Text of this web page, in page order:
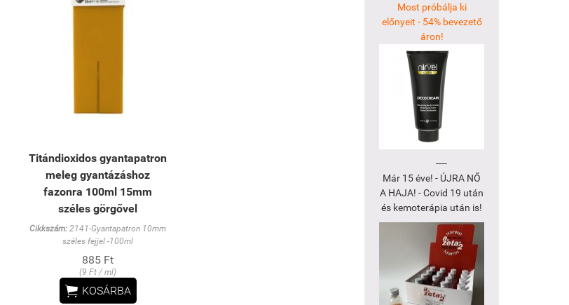
Titándioxidos gyantapatron
meleg gyantázáshoz
fazonra 100ml 15mm
széles görgővel
Cikkszám: 2141-Gyantapatron 10mm
széles fejjel -100ml
885 Ft
(9 Ft / ml)
 KOSÁRBA
Most próbálja ki
előnyeit - 54% bevezető
áron!
----
Már 15 éve! - ÚJRA NŐ
A HAJA! - Covid 19 után
és kemoterápia után is!